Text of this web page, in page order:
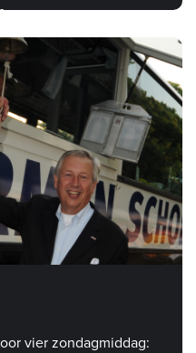
vier zondagmiddag: